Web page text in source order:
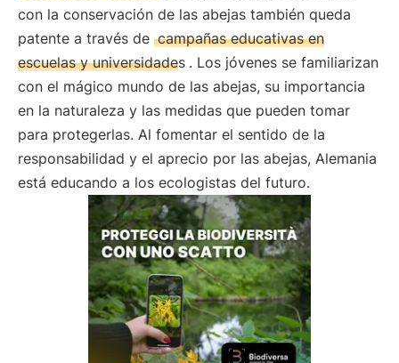
con la conservación de las abejas también queda
patente a través de campañas educativas en
escuelas y universidades . Los jóvenes se familiarizan
con el mágico mundo de las abejas, su importancia
en la naturaleza y las medidas que pueden tomar
para protegerlas. Al fomentar el sentido de la
responsabilidad y el aprecio por las abejas, Alemania
está educando a los ecologistas del futuro.